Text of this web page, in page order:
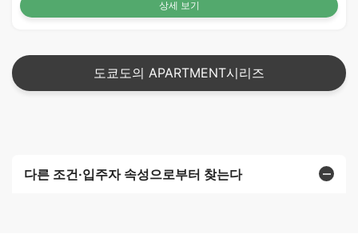
상세 보기
도쿄도의 APARTMENT시리즈
다른 조건·입주자 속성으로부터 찾는다